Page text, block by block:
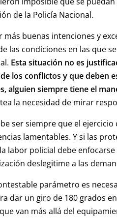
de la Policía Nacional.
más buenas intenciones y
las condiciones en las que
Esta situación no es
los conflictos y que deben
alguien siempre tiene el
la necesidad de mirar
ser siempre que el
lamentables. Y si las
labor policial debe
deslegitime a las
parámetro es
dar un giro de 180 grados
van más allá del